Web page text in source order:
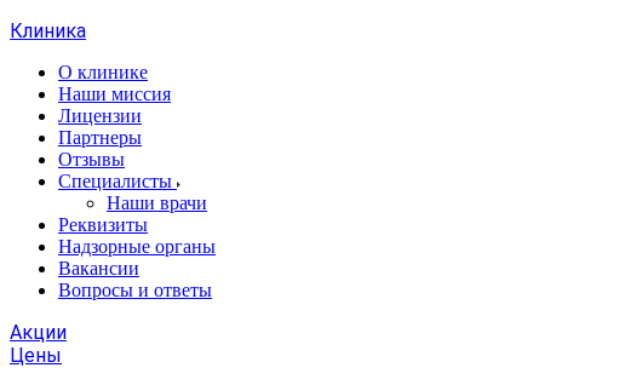
Клиника
О клинике
Наши миссия
Лицензии
Партнеры
Отзывы
Специалисты
Наши врачи
Реквизиты
Надзорные органы
Вакансии
Вопросы и ответы
Акции
Цены